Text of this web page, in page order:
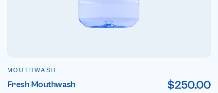
MOUTHWASH
Fresh Mouthwash $250.00